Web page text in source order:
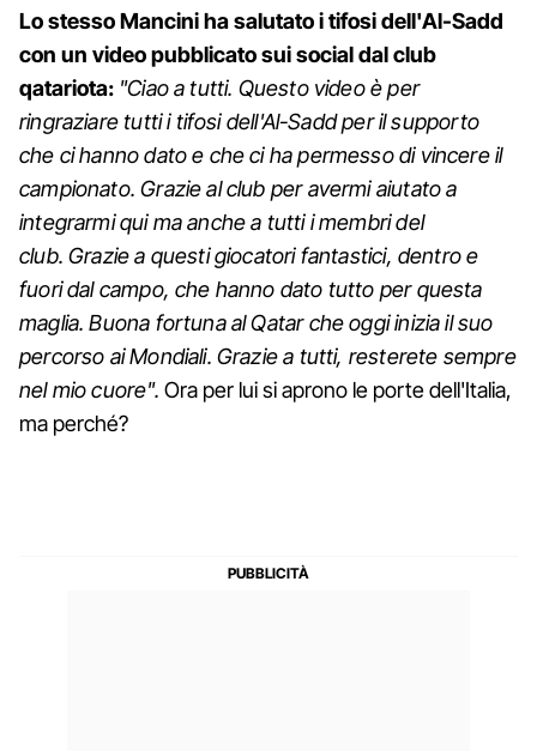
Lo stesso Mancini ha salutato i tifosi dell'Al-Sadd
con un video pubblicato sui social dal club
qatariota: "Ciao a tutti. Questo video è per
ringraziare tutti i tifosi dell'Al-Sadd per il supporto
che ci hanno dato e che ci ha permesso di vincere il
campionato. Grazie al club per avermi aiutato a
integrarmi qui ma anche a tutti i membri del
club. Grazie a questi giocatori fantastici, dentro e
fuori dal campo, che hanno dato tutto per questa
maglia. Buona fortuna al Qatar che oggi inizia il suo
percorso ai Mondiali. Grazie a tutti, resterete sempre
nel mio cuore". Ora per lui si aprono le porte dell'Italia,
ma perché?